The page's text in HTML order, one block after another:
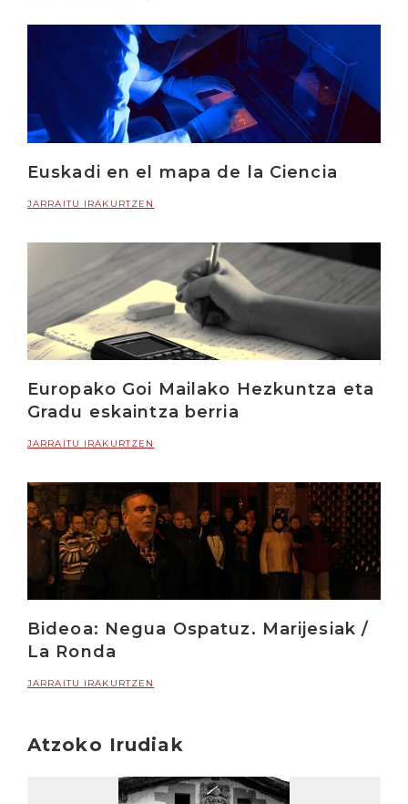
Euskadi en el mapa de la Ciencia
JARRAITU IRAKURTZEN
Europako Goi Mailako Hezkuntza eta
Gradu eskaintza berria
JARRAITU IRAKURTZEN
Bideoa: Negua Ospatuz. Marijesiak /
La Ronda
JARRAITU IRAKURTZEN
Atzoko Irudiak